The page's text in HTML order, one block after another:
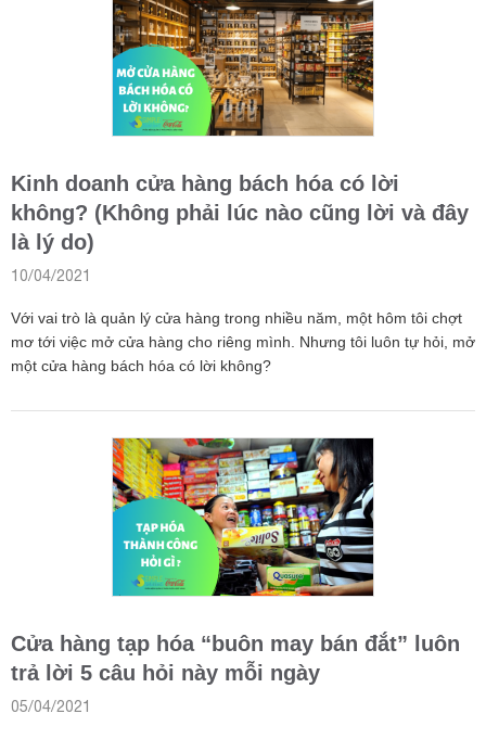
Kinh doanh cửa hàng bách hóa có lời
không? (Không phải lúc nào cũng lời và đây
là lý do)
10/04/2021
Với vai trò là quản lý cửa hàng trong nhiều năm, một hôm tôi chợt
mơ tới việc mở cửa hàng cho riêng mình. Nhưng tôi luôn tự hỏi, mở
một cửa hàng bách hóa có lời không?
Cửa hàng tạp hóa “buôn may bán đắt” luôn
trả lời 5 câu hỏi này mỗi ngày
05/04/2021